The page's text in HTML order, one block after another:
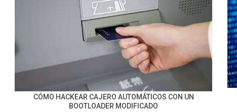
CÓMO HACKEAR CAJERO AUTOMÁTICOS CON UN
BOOTLOADER MODIFICADO